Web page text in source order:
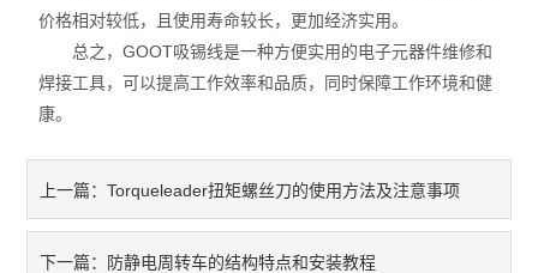
五金工具
瑞士VETUS
价格相对较低，且使用寿命较长，更加经济实用。
总之，GOOT吸锡线是一种方便实用的电子元器件维修和
焊接工具，可以提高工作效率和品质，同时保障工作环境和健
康。
上一篇：Torqueleader扭矩螺丝刀的使用方法及注意事项
下一篇： 防静电周转车的结构特点和安装教程